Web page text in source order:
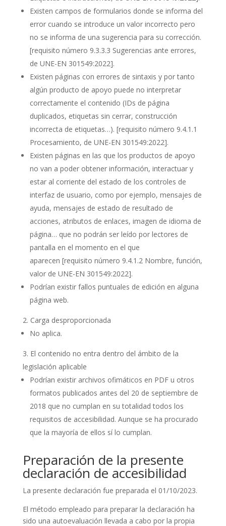
Existen campos de formularios donde se informa del
error cuando se introduce un valor incorrecto pero
no se informa de una sugerencia para su corrección.
[requisito número 9.3.3.3 Sugerencias ante errores,
de UNE-EN 301549:2022].
Existen páginas con errores de sintaxis y por tanto
algún producto de apoyo puede no interpretar
correctamente el contenido (IDs de página
duplicados, etiquetas sin cerrar, construcción
incorrecta de etiquetas…). [requisito número 9.4.1.1
Procesamiento, de UNE-EN 301549:2022].
Existen páginas en las que los productos de apoyo
no van a poder obtener información, interactuar y
estar al corriente del estado de los controles de
interfaz de usuario, como por ejemplo, mensajes de
ayuda, mensajes de estado de resultado de
acciones, atributos de enlaces, imagen de idioma de
página… que no podrán ser leído por lectores de
pantalla en el momento en el que
aparecen [requisito número 9.4.1.2 Nombre, función,
valor de UNE-EN 301549:2022].
Podrían existir fallos puntuales de edición en alguna
página web.
Carga desproporcionada
No aplica.
El contenido no entra dentro del ámbito de la
legislación aplicable
Podrían existir archivos ofimáticos en PDF u otros
formatos publicados antes del 20 de septiembre de
2018 que no cumplan en su totalidad todos los
requisitos de accesibilidad. Aunque se ha procurado
que la mayoría de ellos sí lo cumplan.
Preparación de la presente
declaración de accesibilidad
La presente declaración fue preparada el 01/10/2023.
El método empleado para preparar la declaración ha
sido una autoevaluación llevada a cabo por la propia